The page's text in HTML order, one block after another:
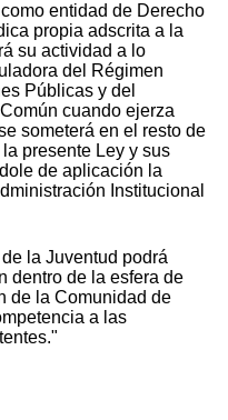
entidad de Derecho
propia adscrita a la
su actividad a lo
del Régimen
Públicas y del
cuando ejerza
someterá en el resto de
presente Ley y sus
de aplicación la
Institucional
la Juventud podrá
dentro de la esfera de
de la Comunidad de
a las